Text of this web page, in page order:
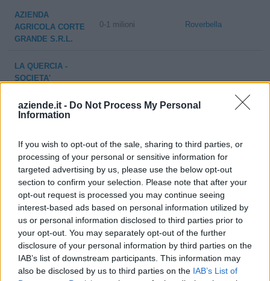
aziende.it - Do Not Process My Personal
Information
If you wish to opt-out of the sale, sharing to third parties, or
processing of your personal or sensitive information for
targeted advertising by us, please use the below opt-out
section to confirm your selection. Please note that after your
opt-out request is processed you may continue seeing
interest-based ads based on personal information utilized by
us or personal information disclosed to third parties prior to
your opt-out. You may separately opt-out of the further
disclosure of your personal information by third parties on the
IAB’s list of downstream participants. This information may
also be disclosed by us to third parties on the IAB’s List of
AZIENDA
AGRICOLA CORTE
GRANDE S.R.L.
0-1 milioni Roverbella
LA QUERCIA -
SOCIETA'
SOCIALE DI
SOLIDARIETA'
GALEAZZI S.R.L. 0-1 milioni Roverbella
1 2 3 4 5
Visualizza tutti i comuni della
provincia di Mantova